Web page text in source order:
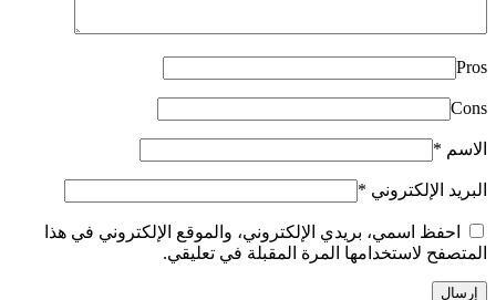
Pros
Cons
الاسم *
البريد الإلكتروني *
احفظ اسمي، بريدي الإلكتروني، والموقع الإلكتروني في هذا
المتصفح لاستخدامها المرة المقبلة في تعليقي.